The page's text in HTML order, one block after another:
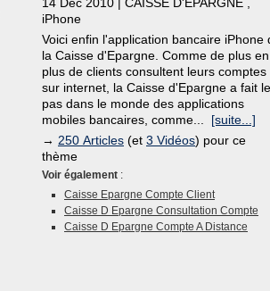
iPhone
Voici enfin l'application bancaire iPhone
la Caisse d'Epargne. Comme de plus en
plus de clients consultent leurs comptes
sur internet, la Caisse d'Epargne a fait le
pas dans le monde des applications
mobiles bancaires, comme... [suite...]
→ 250 Articles (et 3 Vidéos) pour ce
thème
Voir également :
Caisse Epargne Compte Client
Caisse D Epargne Consultation Compte
Caisse D Epargne Compte A Distance